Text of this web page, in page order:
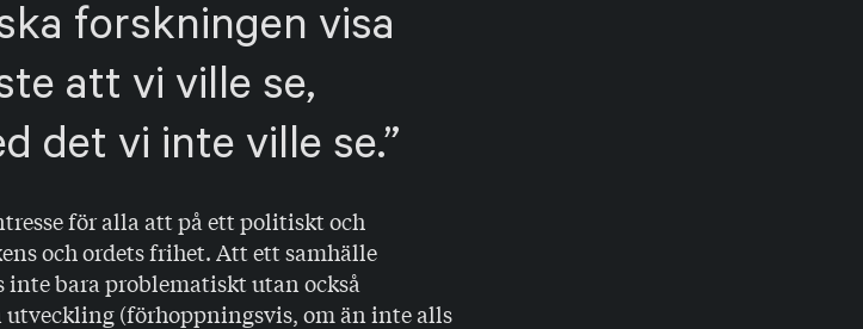
forskningen visa
att vi ville se,
det vi inte ville se.
för alla att på ett politiskt och
och ordets frihet. Att ett samhälle
bara problematiskt utan också
(förhoppningsvis, om än inte alls